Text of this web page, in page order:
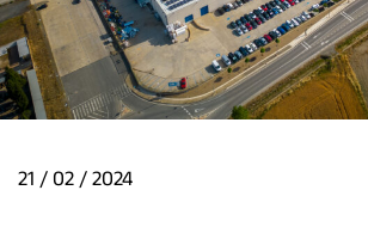
21 / 02 / 2024